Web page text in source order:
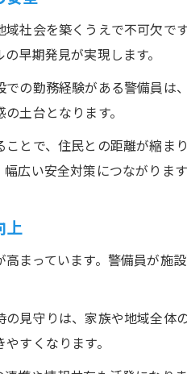
社会を築くうえで不可欠で
早期発見が実現します。
の勤務経験がある警備員
土台となります。
とで、住民との距離が縮
広い安全対策につながります
上
まっています。警備員が
見守りは、家族や地域全
すくなります。